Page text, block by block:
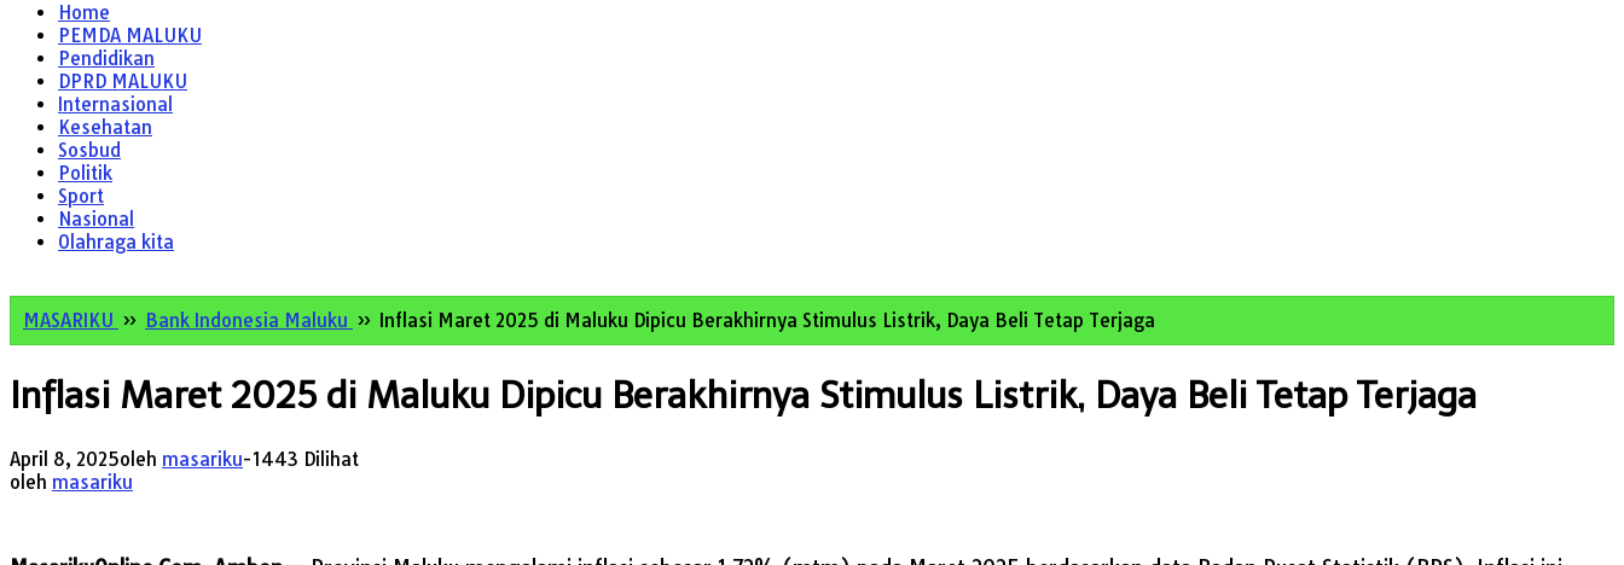
Home
PEMDA MALUKU
Pendidikan
DPRD MALUKU
Internasional
Kesehatan
Sosbud
Politik
Sport
Nasional
Olahraga kita
MASARIKU » Bank Indonesia Maluku » Inflasi Maret 2025 di Maluku Dipicu Berakhirnya Stimulus Listrik, Daya Beli Tetap Terjaga
Inflasi Maret 2025 di Maluku Dipicu Berakhirnya Stimulus Listrik, Daya Beli Tetap Terjaga
April 8, 2025oleh masariku-1443 Dilihat
oleh masariku